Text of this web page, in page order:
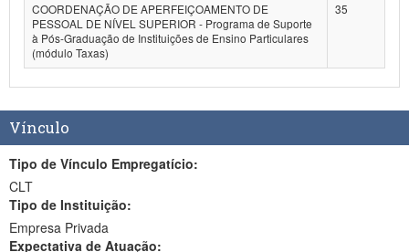
COORDENAÇÃO DE APERFEIÇOAMENTO DE
PESSOAL DE NÍVEL SUPERIOR - Programa de Suporte
à Pós-Graduação de Instituições de Ensino Particulares
(módulo Taxas)
35
Vínculo
Tipo de Vínculo Empregatício:
CLT
Tipo de Instituição:
Empresa Privada
Expectativa de Atuação: